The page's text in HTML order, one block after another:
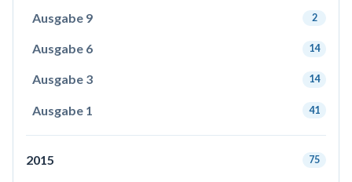
Ausgabe 9 2
Ausgabe 6 14
Ausgabe 3 14
Ausgabe 1 41
2015 75